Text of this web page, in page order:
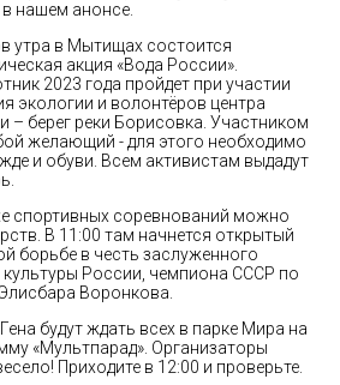
в нашем анонсе.
утра в Мытищах состоится
акция «Вода России».
2023 года пройдет при участии
экологии и волонтёров центра
– берег реки Борисовка. Участником
желающий - для этого необходимо
и обуви. Всем активистам выдадут
спортивных соревнований можно
В 11:00 там начнется открытый
борьбе в честь заслуженного
России, чемпиона СССР по
Воронкова.
будут ждать всех в парке Мира на
«Мультпарад». Организаторы
Приходите в 12:00 и проверьте.